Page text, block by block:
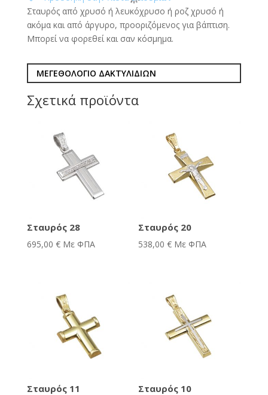
Σταυρός από χρυσό ή λευκόχρυσο ή ροζ χρυσό ή
ακόμα και από άργυρο, προοριζόμενος για βάπτιση.
Μπορεί να φορεθεί και σαν κόσμημα.
ΜΕΓΕΘΟΛΟΓΙΟ ΔΑΚΤΥΛΙΔΙΩΝ
Σχετικά προϊόντα
Σταυρός 28
695,00 € Με ΦΠΑ
Σταυρός 20
538,00€ Με ΦΠΑ
Σταυρός 11 Σταυρός 10